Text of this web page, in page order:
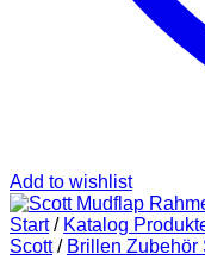
Add to wishlist
Start / Katalog
Scott / Brillen Zubehör